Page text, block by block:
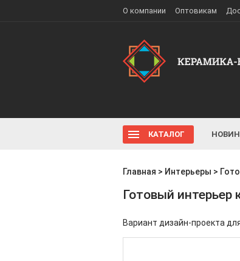
О компании Оптовикам
КАТАЛОГ
Главная > Интерьеры >
Готовый интерьер
Вариант дизайн-проекта